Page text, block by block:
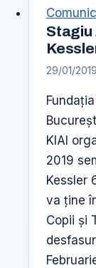
Stagiu
29/01/2019
KIAI
2019
Kessler
va ține
Copii și